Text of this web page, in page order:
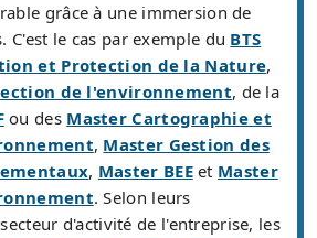
grâce à une immersion de
C'est le cas par exemple du BTS
et Protection de la Nature,
de l'environnement, de la
ou des Master Cartographie et
, Master Gestion des
, Master BEEet Master
. Selon leurs
d'activité de l'entreprise, les